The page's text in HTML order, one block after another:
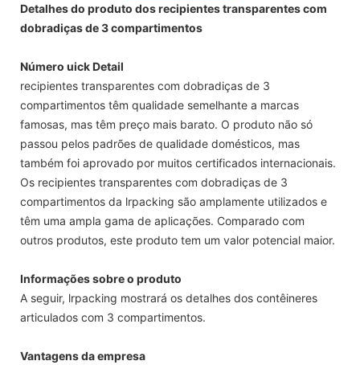
Detalhes do produto dos recipientes transparentes com
dobradiças de 3 compartimentos
Número uick Detail
recipientes transparentes com dobradiças de 3
compartimentos têm qualidade semelhante a marcas
famosas, mas têm preço mais barato. O produto não só
passou pelos padrões de qualidade domésticos, mas
também foi aprovado por muitos certificados internacionais.
Os recipientes transparentes com dobradiças de 3
compartimentos da lrpacking são amplamente utilizados e
têm uma ampla gama de aplicações. Comparado com
outros produtos, este produto tem um valor potencial maior.
Informações sobre o produto
A seguir, lrpacking mostrará os detalhes dos contêineres
articulados com 3 compartimentos.
Vantagens da empresa